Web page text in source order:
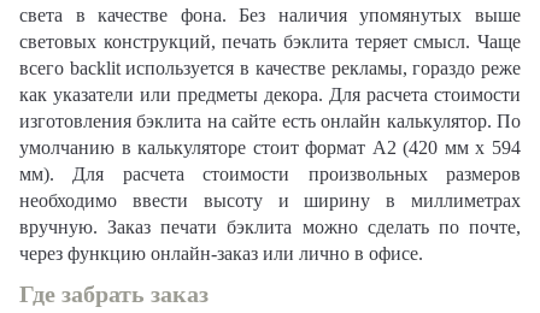
света в качестве фона. Без наличия упомянутых выше
световых конструкций, печать бэклита теряет смысл. Чаще
всего backlit используется в качестве рекламы, гораздо реже
как указатели или предметы декора. Для расчета стоимости
изготовления бэклита на сайте есть онлайн калькулятор. По
умолчанию в калькуляторе стоит формат А2 (420 мм х 594
мм). Для расчета стоимости произвольных размеров
необходимо ввести высоту и ширину в миллиметрах
вручную. Заказ печати бэклита можно сделать по почте,
через функцию онлайн-заказ или лично в офисе.
Где забрать заказ